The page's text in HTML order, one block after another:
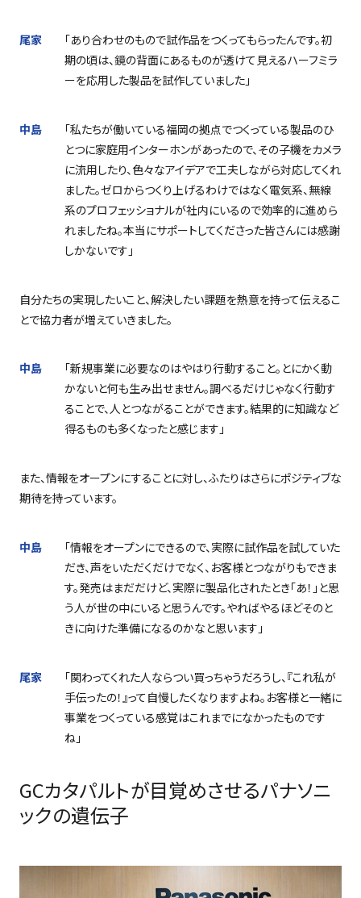
尾家
「あり合わせのもので試作品をつくってもらったんです。初
期の頃は、鏡の背面にあるものが透けて見えるハーフミラ
ーを応用した製品を試作していました」
中島
「私たちが働いている福岡の拠点でつくっている製品のひ
とつに家庭用インターホンがあったので、その子機をカメラ
に流用したり、色々なアイデアで工夫しながら対応してくれ
ました。ゼロからつくり上げるわけではなく電気系、無線
系のプロフェッショナルが社内にいるので効率的に進めら
れましたね。本当にサポートしてくださった皆さんには感謝
しかないです」
自分たちの実現したいこと、解決したい課題を熱意を持って伝えるこ
とで協力者が増えていきました。
中島
「新規事業に必要なのはやはり行動すること。とにかく動
かないと何も生み出せません。調べるだけじゃなく行動す
ることで、人とつながることができます。結果的に知識など
得るものも多くなったと感じます」
また、情報をオープンにすることに対し、ふたりはさらにポジティブな
期待を持っています。
中島
「情報をオープンにできるので、実際に試作品を試していた
だき、声をいただくだけでなく、お客様とつながりもできま
す。発売はまだだけど、実際に製品化されたとき「あ！」と思
う人が世の中にいると思うんです。やればやるほどそのと
きに向けた準備になるのかなと思います」
尾家
「関わってくれた人ならつい買っちゃうだろうし、『これ私が
手伝ったの！』って自慢したくなりますよね。お客様と一緒に
事業をつくっている感覚はこれまでになかったものです
ね」
GCカタパルトが目覚めさせるパナソニ
ックの遺伝子